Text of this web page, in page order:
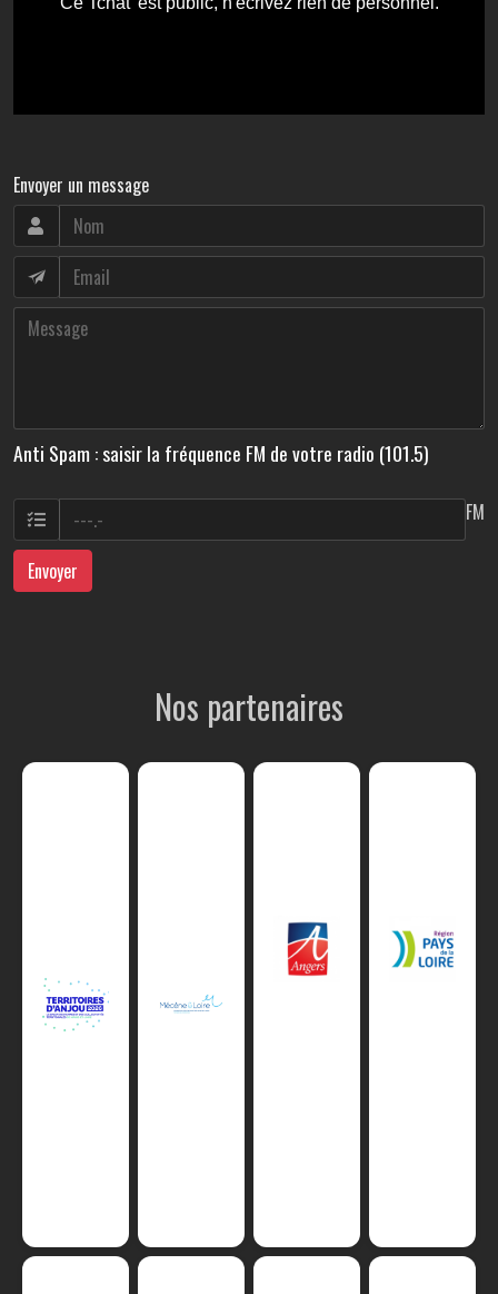
Envoyer un message
Anti Spam : saisir la fréquence FM de votre radio (101.5)
FM
Envoyer
Nos partenaires